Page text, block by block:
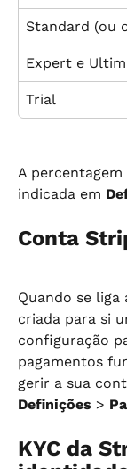
Standard (ou
Expert e
Trial
A
indicada em
Conta
Quando se liga
criada para si
configuração
pagamentos
gerir a sua
Definições >
KYC da